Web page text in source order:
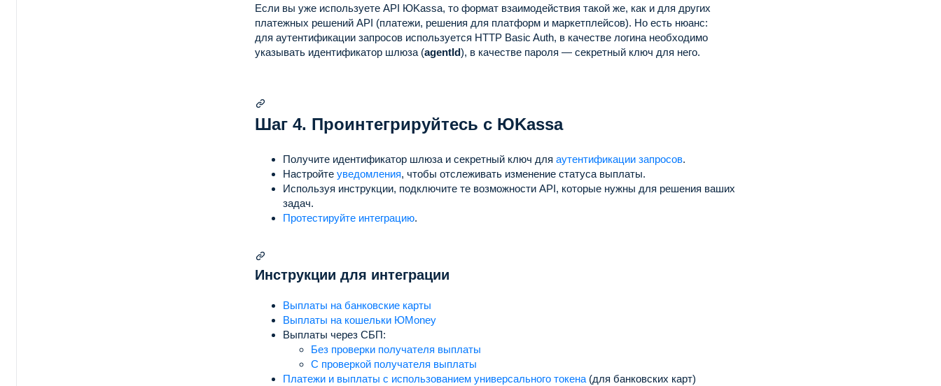
Если вы уже используете API ЮKassa, то формат взаимодействия такой же, как и для других
платежных решений API (платежи, решения для платформ и маркетплейсов). Но есть нюанс:
для аутентификации запросов используется HTTP Basic Auth, в качестве логина необходимо
указывать идентификатор шлюза (agentId), в качестве пароля — секретный ключ для него.
Шаг 4. Проинтегрируйтесь с ЮKassa
Получите идентификатор шлюза и секретный ключ для аутентификации запросов.
Настройте уведомления, чтобы отслеживать изменение статуса выплаты.
Используя инструкции, подключите те возможности API, которые нужны для решения ваших
задач.
Протестируйте интеграцию.
Инструкции для интеграции
Выплаты на банковские карты
Выплаты на кошельки ЮMoney
Выплаты через СБП:
Без проверки получателя выплаты
С проверкой получателя выплаты
Платежи и выплаты с использованием универсального токена (для банковских карт)